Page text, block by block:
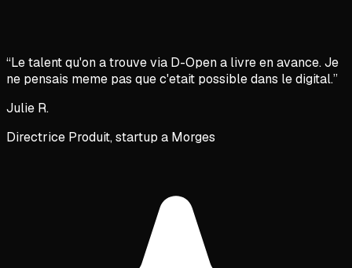
“Le talent qu'on a trouve via D-Open a livre en avance. Je
ne pensais meme pas que c'etait possible dans le digital.”
Julie R.
Directrice Produit, startup a Morges